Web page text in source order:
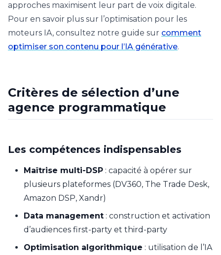
approches maximisent leur part de voix digitale.
Pour en savoir plus sur l’optimisation pour les
moteurs IA, consultez notre guide sur comment
optimiser son contenu pour l’IA générative.
Critères de sélection d’une
agence programmatique
Les compétences indispensables
Maîtrise multi-DSP : capacité à opérer sur
plusieurs plateformes (DV360, The Trade Desk,
Amazon DSP, Xandr)
Data management : construction et activation
d’audiences first-party et third-party
Optimisation algorithmique : utilisation de l’IA